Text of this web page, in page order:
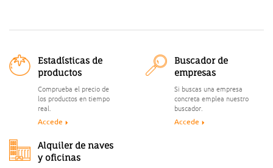
Estadísticas de
productos
Comprueba el precio de
los productos en tiempo
real.
Accede
Buscador de
empresas
Si buscas una empresa
concreta emplea nuestro
buscador.
Accede
Alquiler de naves
y oficinas